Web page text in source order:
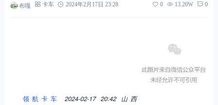
布嘎 卡车 2024年2月17日 23:28 0 13.20W 0
领航卡车 2024-02-17 20:42 山西